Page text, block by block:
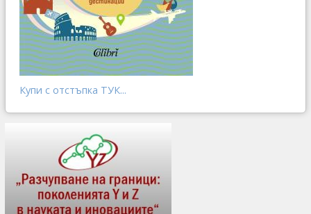
Купи с отстъпка ТУК...